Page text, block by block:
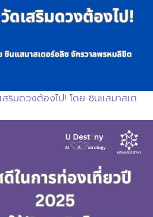
ริมดวงต้องไป! โดย ซินแสมาสเต